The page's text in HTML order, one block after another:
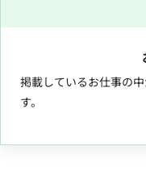
掲載しているお仕事の
す。